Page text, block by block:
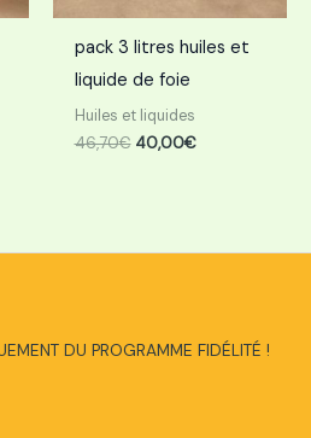
pack 3 litres huiles et
liquide de foie
Huiles et liquides
46,70€ 40,00€
DU PROGRAMME FIDÉLITÉ !